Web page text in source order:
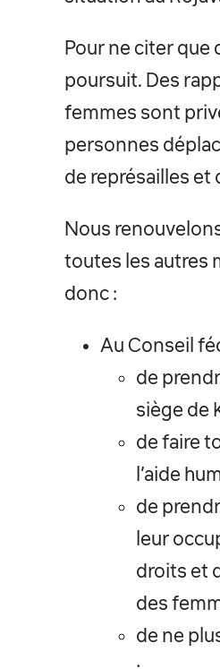
Pour ne citer que
poursuit. Des
femmes sont
personnes
de représailles et
Nous
toutes les autres
donc :
Au Conseil
de
siège de
de faire
l’aide
de
leur
droits et
des
de ne